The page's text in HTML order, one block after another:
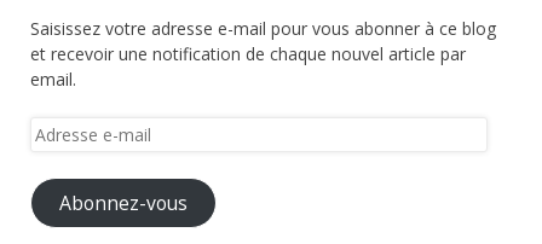
Saisissez votre adresse e-mail pour vous abonner à ce blog
et recevoir une notification de chaque nouvel article par
email.
Adresse
mail
Abonnez-vous